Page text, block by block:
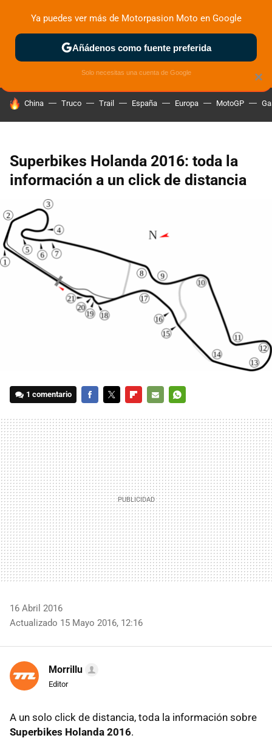
ZONA DE PRUEBAS DEPORTIVAS MOTOS ELÉCTRICAS
HOY SE HABLA DE
China Truco Trail España Europa MotoGP
Superbikes Holanda 2016: toda la
información a un click de distancia
1 comentario
MAIL
16 Abril 2016
Actualizado 15 Mayo 2016, 12:16
Morrillu
Editor
A un solo click de distancia, toda la información sobre
Superbikes Holanda 2016.
×
Ya puedes ver más de Motorpasion Moto en Google
Añádenos como fuente preferida
Solo necesitas una cuenta de Google